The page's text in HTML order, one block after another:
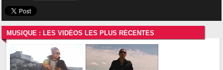
MUSIQUE : LES VIDÉOS LES PLUS RÉCENTES